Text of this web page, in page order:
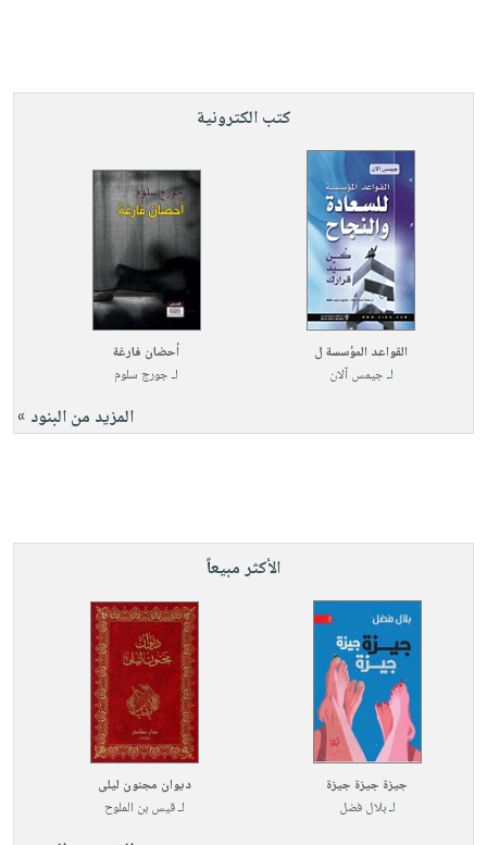
كتب الكترونية
القواعد المؤسسة ل
لـجيمس آلان
أحضان فارغة
لـجورج سلوم
المزيد من البنود »
الأكثر مبيعاً
جيزة جيزة جيزة
لـبلال فضل
ديوان مجنون ليلى
لـقيس بن الملوح